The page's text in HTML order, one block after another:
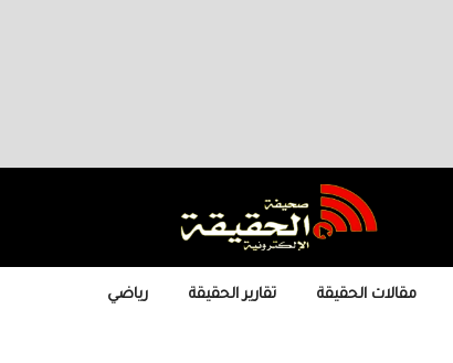
مقالات الحقيقة تقارير الحقيقة رياضي